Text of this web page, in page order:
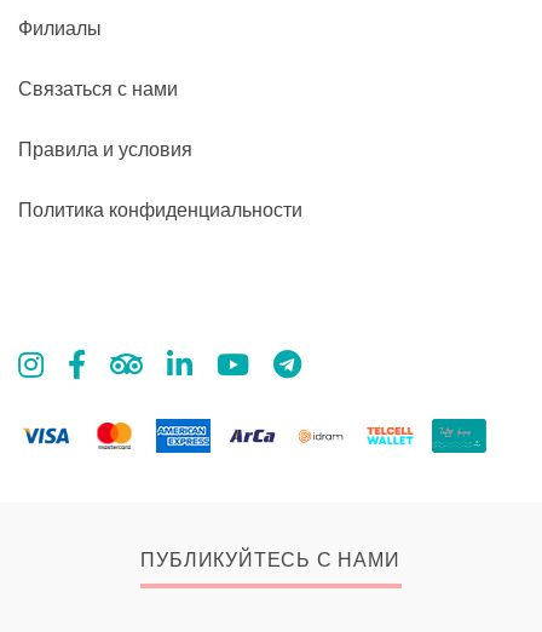
Филиалы
Связаться с нами
Правила и условия
Политика конфиденциальности
ПУБЛИКУЙТЕСЬ С НАМИ